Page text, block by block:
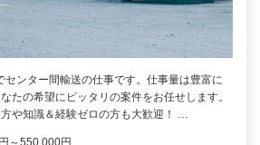
センター間輸送の仕事です。仕事量は豊富に
たの希望にピッタリの案件をお任せします。
や知識＆経験ゼロの方も大歓迎！ …